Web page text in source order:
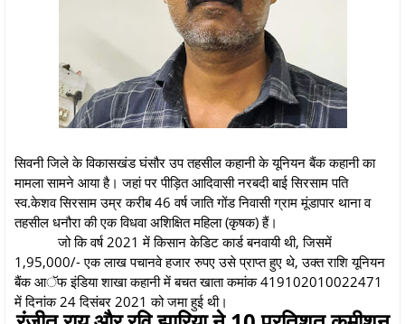
सिवनी जिले के विकासखंड घंसौर उप तहसील कहानी के यूनियन बैंक कहानी का
मामला सामने आया है। जहां पर पीड़ित आदिवासी नरबदी बाई सिरसाम पति
स्व.केशव सिरसाम उम्र करीब 46 वर्ष जाति गोंड निवासी ग्राम मूंडापार थाना व
तहसील धनौरा की एक विधवा अशिक्षित महिला (कृषक) हैं।
जो कि वर्ष 2021 में किसान केडिट कार्ड बनवायी थी, जिसमें
1,95,000/- एक लाख पचानवे हजार रुपए उसे प्राप्त हुए थे, उक्त राशि यूनियन
बैंक आॅफ इंडिया शाखा कहानी में बचत खाता कमांक 419102010022471
में दिनांक 24 दिसंबर 2021 को जमा हुई थी।